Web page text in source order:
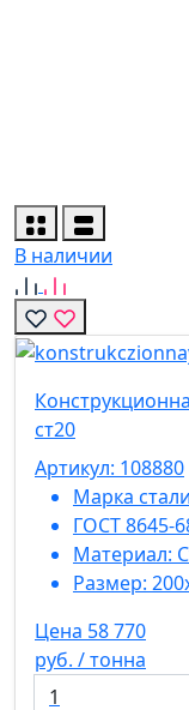
В наличии
ст20
Артикул: 108880
Марка
ГОСТ 8645-
Материал:
Размер:
Цена 58 770
руб. / тонна